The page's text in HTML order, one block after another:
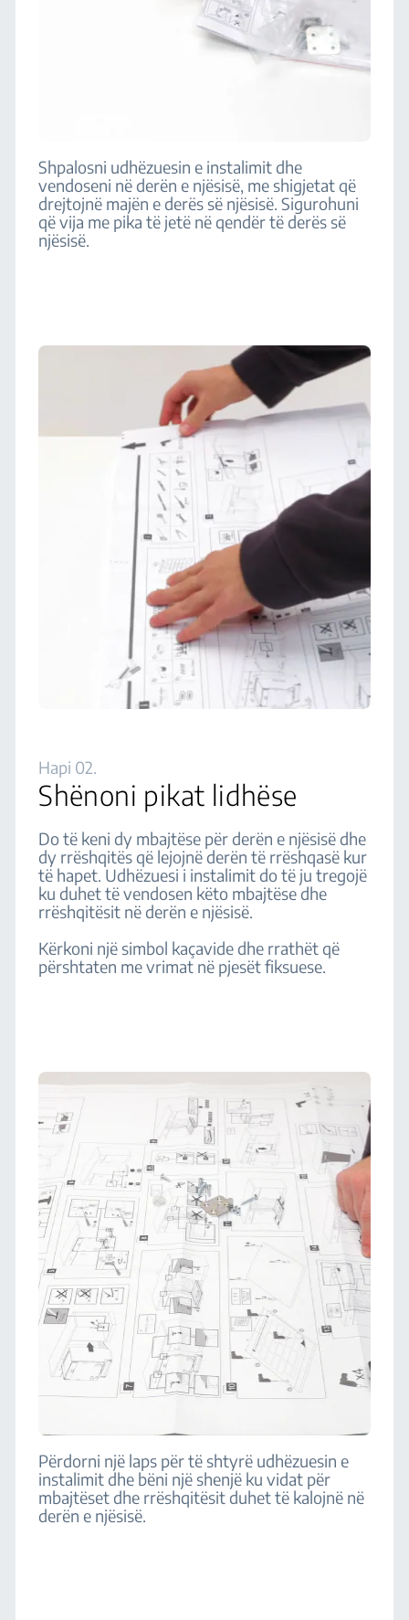
Shpalosni udhëzuesin e instalimit dhe
vendoseni në derën e njësisë, me shigjetat që
drejtojnë majën e derës së njësisë. Sigurohuni
që vija me pika të jetë në qendër të derës së
njësisë.
Hapi 02.
Shënoni pikat lidhëse
Do të keni dy mbajtëse për derën e njësisë dhe
dy rrëshqitës që lejojnë derën të rrëshqasë kur
të hapet. Udhëzuesi i instalimit do të ju tregojë
ku duhet të vendosen këto mbajtëse dhe
rrëshqitësit në derën e njësisë.
Kërkoni një simbol kaçavide dhe rrathët që
përshtaten me vrimat në pjesët fiksuese.
Përdorni një laps për të shtyrë udhëzuesin e
instalimit dhe bëni një shenjë ku vidat për
mbajtëset dhe rrëshqitësit duhet të kalojnë në
derën e njësisë.